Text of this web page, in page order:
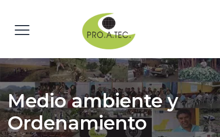
Medio ambiente y
Ordenamiento